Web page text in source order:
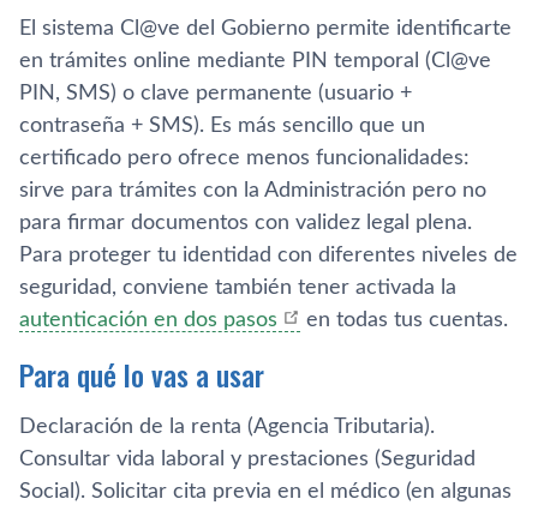
El sistema Cl@ve del Gobierno permite identificarte
en trámites online mediante PIN temporal (Cl@ve
PIN, SMS) o clave permanente (usuario +
contraseña + SMS). Es más sencillo que un
certificado pero ofrece menos funcionalidades:
sirve para trámites con la Administración pero no
para firmar documentos con validez legal plena.
Para proteger tu identidad con diferentes niveles de
seguridad, conviene también tener activada la
autenticación en dos pasos
en todas tus cuentas.
Para qué lo vas a usar
Declaración de la renta (Agencia Tributaria).
Consultar vida laboral y prestaciones (Seguridad
Social). Solicitar cita previa en el médico (en algunas